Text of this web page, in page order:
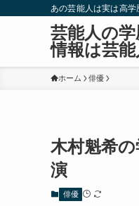
あの芸能人は実は高
芸能人の
情報は芸
ホーム 俳優
木村魁希
演
俳優